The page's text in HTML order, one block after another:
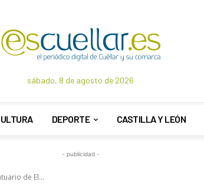
sábado, 8 de agosto de 2026
DEPORTE CASTILLA Y LEÓN
- publicidad -
de El...